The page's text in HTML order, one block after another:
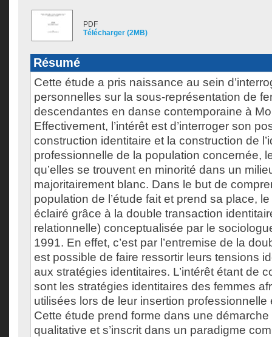
PDF
Télécharger (2MB)
Résumé
Cette étude a pris naissance au sein
personnelles sur la sous-représentation de
descendantes en danse contemporaine à
Effectivement, l’intérêt est d’interroger son
construction identitaire et la construction de
professionnelle de la population concernée,
qu’elles se trouvent en minorité dans un
majoritairement blanc. Dans le but de
population de l’étude fait et prend sa place,
éclairé grâce à la double transaction
relationnelle) conceptualisée par le
1991. En effet, c’est par l’entremise de la
est possible de faire ressortir leurs tensions
aux stratégies identitaires. L’intérêt étant de
sont les stratégies identitaires des femmes
utilisées lors de leur insertion professionnelle
Cette étude prend forme dans une
qualitative et s’inscrit dans un paradigme